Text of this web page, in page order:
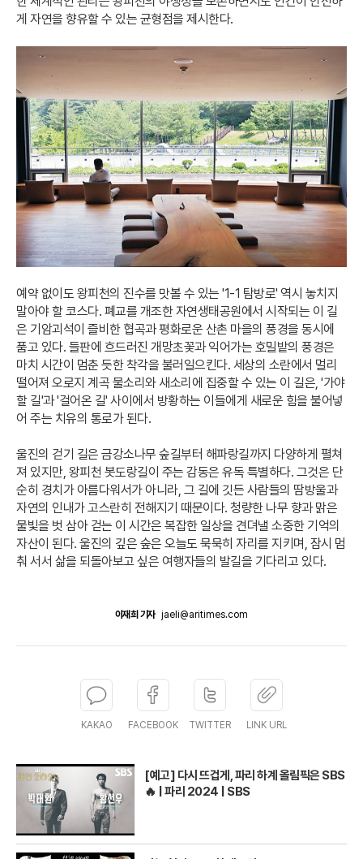
게 자연을 향유할 수 있는 균형점을 제시한다.
예약 없이도 왕피천의 진수를 맛볼 수 있는 '1-1 탐방로' 역시 놓치지
말아야 할 코스다. 폐교를 개조한 자연생태공원에서 시작되는 이 길
은 기암괴석이 즐비한 협곡과 평화로운 산촌 마을의 풍경을 동시에
품고 있다. 들판에 흐드러진 개망초꽃과 익어가는 호밀밭의 풍경은
마치 시간이 멈춘 듯한 착각을 불러일으킨다. 세상의 소란에서 멀리
떨어져 오로지 계곡 물소리와 새소리에 집중할 수 있는 이 길은, '가야
할 길'과 '걸어온 길' 사이에서 방황하는 이들에게 새로운 힘을 불어넣
어 주는 치유의 통로가 된다.
울진의 걷기 길은 금강소나무 숲길부터 해파랑길까지 다양하게 펼쳐
져 있지만, 왕피천 봇도랑길이 주는 감동은 유독 특별하다. 그것은 단
순히 경치가 아름다워서가 아니라, 그 길에 깃든 사람들의 땀방울과
자연의 인내가 고스란히 전해지기 때문이다. 청량한 나무 향과 맑은
물빛을 벗 삼아 걷는 이 시간은 복잡한 일상을 견뎌낼 소중한 기억의
자산이 된다. 울진의 깊은 숲은 오늘도 묵묵히 자리를 지키며, 잠시 멈
춰 서서 삶을 되돌아보고 싶은 여행자들의 발길을 기다리고 있다.
이재희 기자 jaeli@aritimes.com
KAKAO FACEBOOK TWITTER LINK URL
[예고] 다시 뜨겁게, 파리 하계 올림픽은 SBS
🔥 | 파리 2024 | SBS